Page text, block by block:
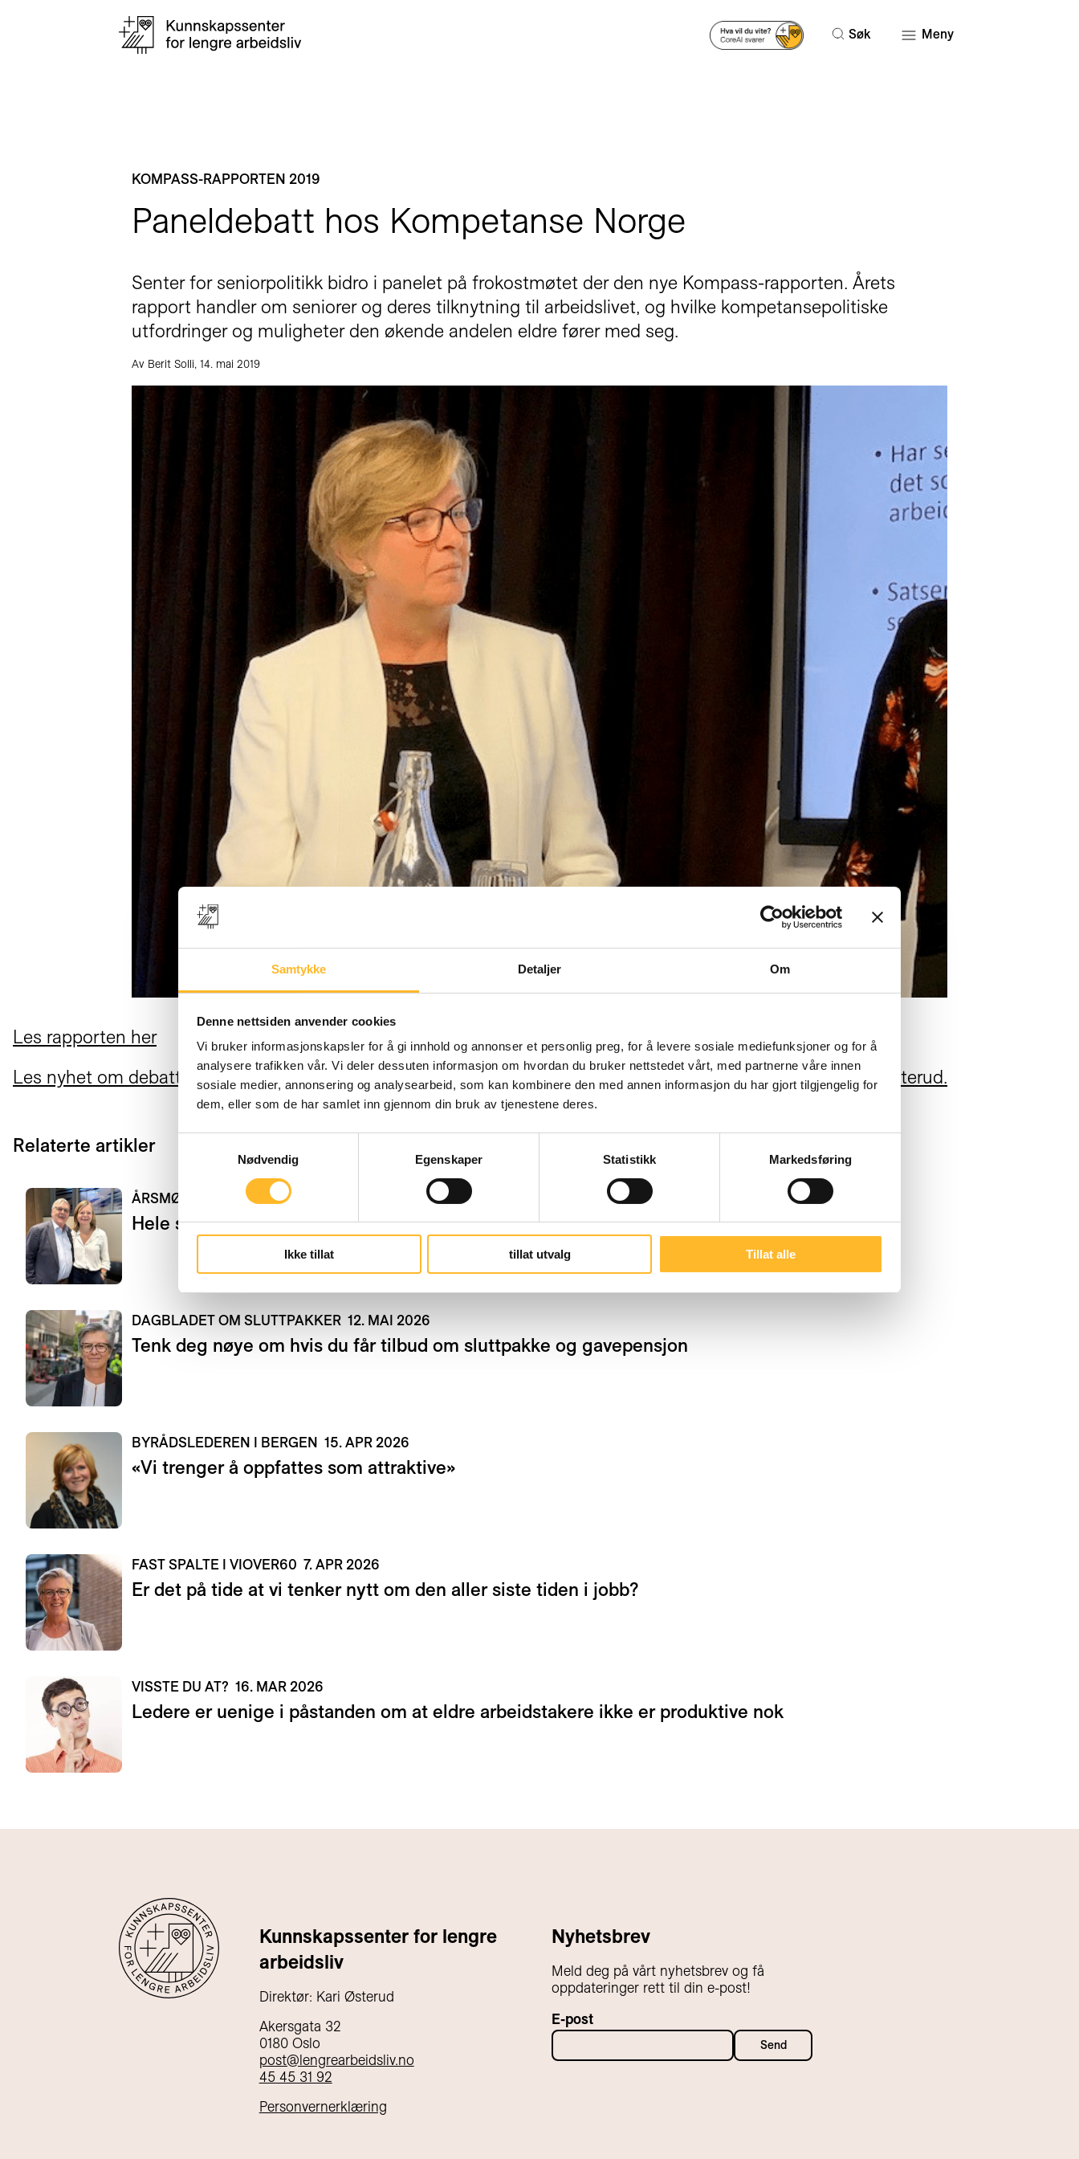
Samtykke Detaljer Om
Denne nettsiden anvender cookies
Vi bruker informasjonskapsler for å gi innhold og annonser et personlig preg, for å levere sosiale mediefunksjoner og for å
analysere trafikken vår. Vi deler dessuten informasjon om hvordan du bruker nettstedet vårt, med partnerne våre innen
sosiale medier, annonsering og analysearbeid, som kan kombinere den med annen informasjon du har gjort tilgjengelig for
dem, eller som de har samlet inn gjennom din bruk av tjenestene deres.
Nødvendig
Egenskaper Statistikk Markedsføring
Ikke tillat tillat utvalg Tillat alle
Søk Meny
KOMPASS-RAPPORTEN 2019
Paneldebatt hos Kompetanse Norge
Senter for seniorpolitikk bidro i panelet på frokostmøtet der den nye Kompass-rapporten. Årets
rapport handler om seniorer og deres tilknytning til arbeidslivet, og hvilke kompetansepolitiske
utfordringer og muligheter den økende andelen eldre fører med seg.
Av Berit Solli, 14. mai 2019
Les rapporten her
Les nyhet om debatten på Kompetanse Norges frokostmøte med direktør ved Senter for seniorpolitikk Kari Østerud.
Relaterte artikler
ÅRSMØTE I KUNNSKAPSSENTERET 17. JUN 2026
Hele styret fortsetter – partene ønsker felles kunnskap
DAGBLADET OM SLUTTPAKKER 12. MAI 2026
Tenk deg nøye om hvis du får tilbud om sluttpakke og gavepensjon
BYRÅDSLEDEREN I BERGEN 15. APR 2026
«Vi trenger å oppfattes som attraktive»
FAST SPALTE I VIOVER60 7. APR 2026
Er det på tide at vi tenker nytt om den aller siste tiden i jobb?
VISSTE DU AT? 16. MAR 2026
Ledere er uenige i påstanden om at eldre arbeidstakere ikke er produktive nok
Kunnskapssenter for lengre
arbeidsliv
Direktør: Kari Østerud
Akersgata 32
0180 Oslo
post@lengrearbeidsliv.no
45 45 31 92
Personvernerklæring
Nyhetsbrev
Meld deg på vårt nyhetsbrev og få
oppdateringer rett til din e-post!
E-post
Send